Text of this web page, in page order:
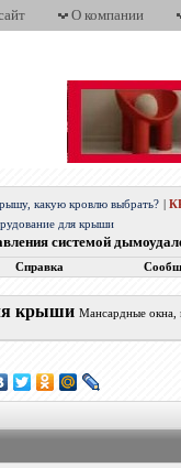
О компании
какую кровлю выбрать?
для крыши
системой
Справка
крыши Мансардные окна,